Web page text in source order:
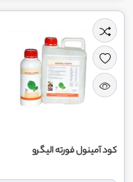
کود آمینول فورته الیگرو